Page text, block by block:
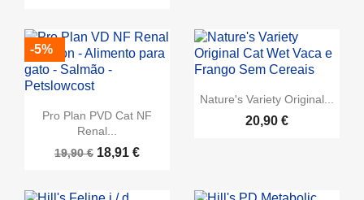
Pro Plan PVD Cat NF
Renal...
19,90 € 18,91 €
-5%
Nature's Variety Original...
20,90 €